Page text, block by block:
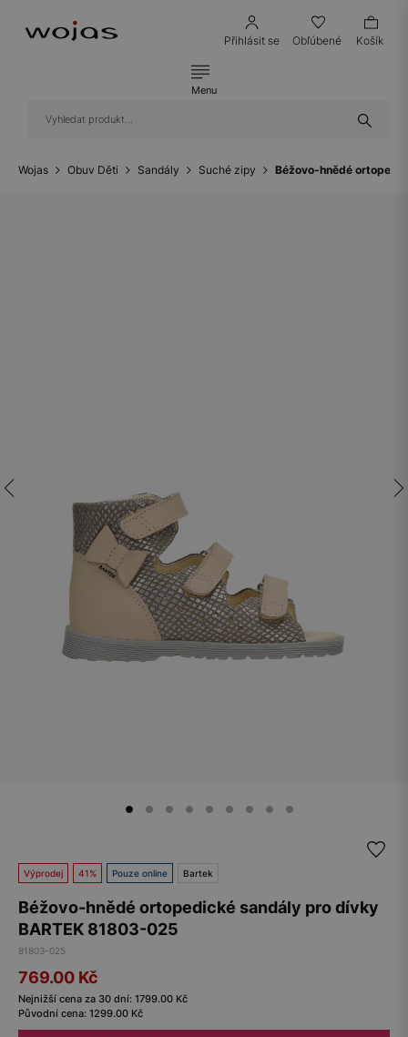
Přihlásit se Obľúbené Košík
Menu
Wojas Obuv Děti Sandály Suché zipy Béžovo-hnědé
Výprodej 41% Pouze online Bartek
Béžovo-hnědé ortopedické sandály pro dívky
BARTEK 81803-025
81803-025
769.00 Kč
Nejnižší cena za 30 dní: 1799.00 Kč
Původní cena: 1299.00 Kč